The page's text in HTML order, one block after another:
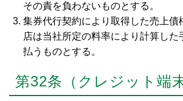
その責を負わないものとする。
集券代行契約により取得した売上債
店は当社所定の料率により計算した
払うものとする。
第32条（クレジット端